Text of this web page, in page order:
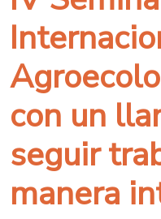
con un
seguir
manera